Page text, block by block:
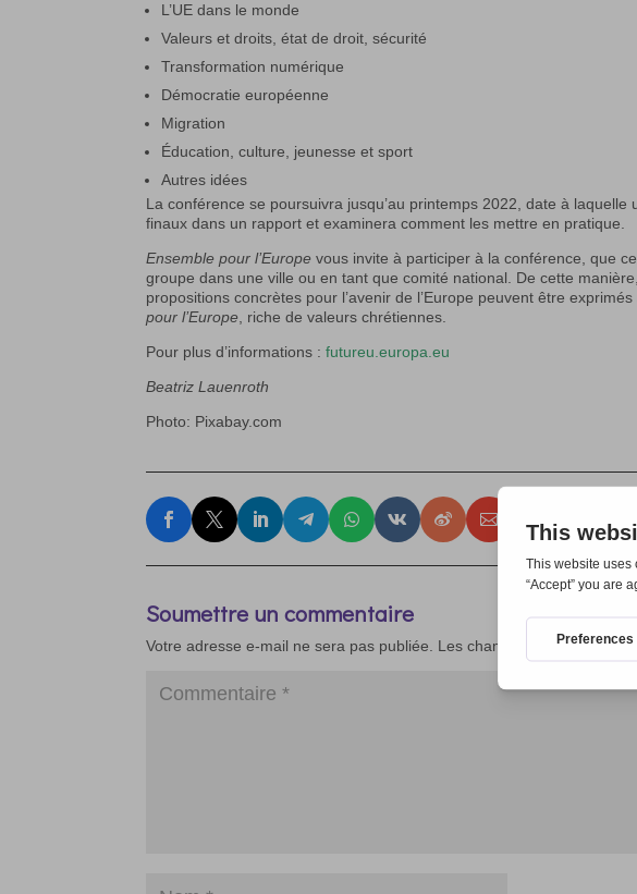
L’UE dans le monde
Valeurs et droits, état de droit, sécurité
Transformation numérique
Démocratie européenne
Migration
Éducation, culture, jeunesse et sport
Autres idées
La conférence se poursuivra jusqu’au printemps 2022, date à
finaux dans un rapport et examinera comment les mettre en pratique.
Ensemble pour l’Europe vous invite à participer à la conférence, que
groupe dans une ville ou en tant que comité national. De cette
propositions concrètes pour l’avenir de l’Europe peuvent être exprimés
pour l’Europe , riche de valeurs chrétiennes.
Pour plus d’informations :futureu.europa.eu
Beatriz Lauenroth
Photo: Pixabay.com
Soumettre un commentaire
Votre adresse e-mail ne sera pas publiée. Les champs obligatoires